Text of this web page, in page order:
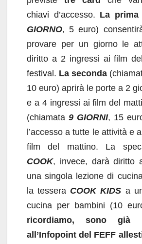
chiavi d’accesso. La prima
GIORNO, 5 euro)
provare per un giorno le
diritto a 2 ingressi ai film
festival. La seconda
10 euro) aprirà le porte a 2
e a 4 ingressi ai film del
(chiamata 9 GIORNI, 15
l’accesso a tutte le attività e
film del mattino. La
COOK, invece, darà diritto
una singola lezione di
la tessera COOK KIDS a
cucina per bambini (10
ricordiamo, sono già
all’Infopoint del FEFF